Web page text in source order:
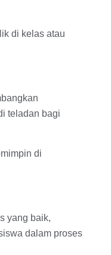
di kelas atau
teladan bagi
di
yang baik,
dalam proses